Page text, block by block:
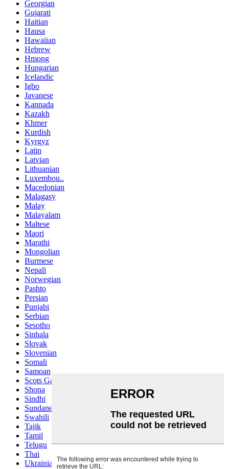
Georgian
Gujarati
Haitian
Hausa
Hawaiian
Hebrew
Hmong
Hungarian
Icelandic
Igbo
Javanese
Kannada
Kazakh
Khmer
Kurdish
Kyrgyz
Latin
Latvian
Lithuanian
Luxembou..
Macedonian
Malagasy
Malay
Malayalam
Maltese
Maori
Marathi
Mongolian
Burmese
Nepali
Norwegian
Pashto
Persian
Punjabi
Serbian
Sesotho
Sinhala
Slovak
Slovenian
Somali
Samoan
Scots Gaelic
Shona
Sindhi
Sundanese
Swahili
Tajik
Tamil
Telugu
Thai
Ukrainian